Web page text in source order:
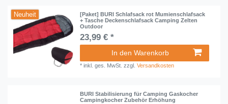
Neuheit
[Paket] BURI Schlafsack rot Mumienschlafsack
+ Tasche Deckenschlafsack Camping Zelten
Outdoor
23,99 € *
In den Warenkorb
*inkl. ges. MwSt. zzgl.Versandkosten
BURI Stabilisierung für Camping Gaskocher
Campingkocher Zubehör Erhöhung